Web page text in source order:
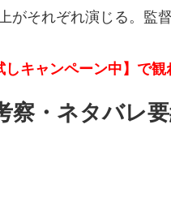
それぞれ演じる。監
キャンペーン中】で観
察・ネタバレ